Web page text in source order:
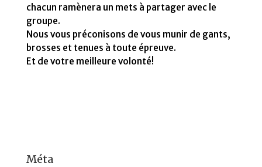
chacun ramènera un mets à partager avec le
groupe.
Nous vous préconisons de vous munir de gants,
brosses et tenues à toute épreuve.
Et de votre meilleure volonté!
Méta